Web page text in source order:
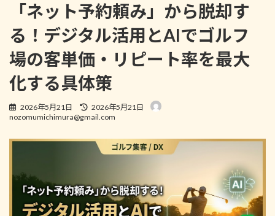
「ネット予約頼み」から脱却す
る！デジタル活用とAIでゴルフ
場の客単価・リピート率を最大
化する具体策
2026年5月21日
最
終
新
日
2026年5月21日
nozomumichimura@gmail.com